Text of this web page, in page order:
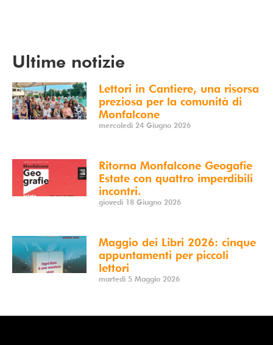
Ultime notizie
Lettori in Cantiere, una risorsa
preziosa per la comunità di
Monfalcone
mercoledì 24 Giugno 2026
Ritorna Monfalcone Geogafie
Estate con quattro imperdibili
incontri.
giovedì 18 Giugno 2026
Maggio dei Libri 2026: cinque
appuntamenti per piccoli
lettori
martedì 5 Maggio 2026